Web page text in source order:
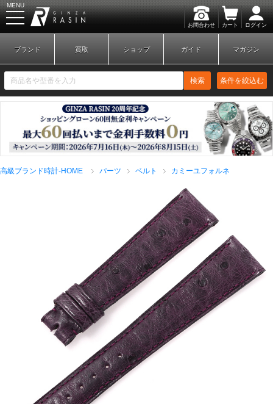
お問合わせ カート ログイン
MENU
新規会員登録 ログイン
全てのブランドを見
る
ロレックス
パテック
フィリップ
ブランド 買取 ショップ ガイド マガジン
検索 条件を絞込む
高級ブランド時計-HOME パーツ ベルト カミーユフォルネ